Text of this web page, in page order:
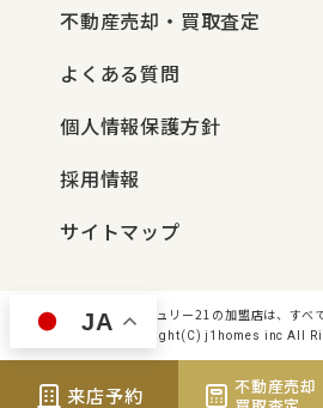
不動産売却・買取査定
よくある質問
個人情報保護方針
採用情報
サイトマップ
センチュリー21の加盟店は、すべ
Copyright(C) j1homes inc All
来店予約
不動産売却
JA